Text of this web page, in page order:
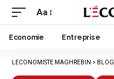
Aa
Economie Entreprise
LECONOMISTE MAGHREBIN > BLOG